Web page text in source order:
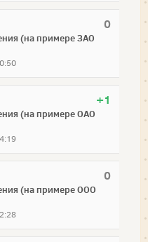
0
(на примере ЗАО
+1
(на примере ОАО
0
(на примере ООО